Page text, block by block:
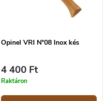
Opinel VRI N°08 Inox kés
4 400 Ft
Raktáron